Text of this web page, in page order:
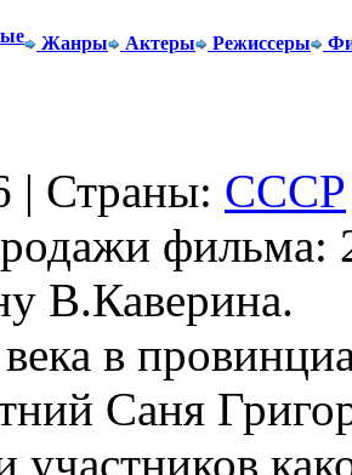
Жанры Актеры Режиссеры
| Страны: СССР
фильма:
В.Каверина.
в
Саня
участников